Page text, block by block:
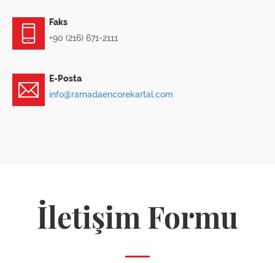
Faks
+90 (216) 671-2111
E-Posta
info@ramadaencorekartal.com
İletişim Formu